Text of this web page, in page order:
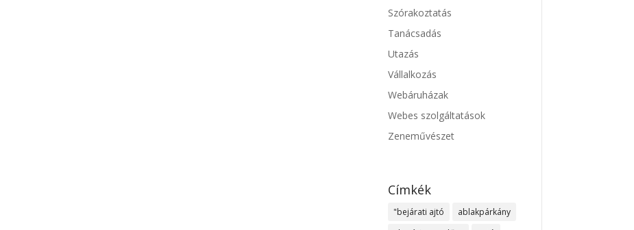
Szórakoztatás
Tanácsadás
Utazás
Vállalkozás
Webáruházak
Webes szolgáltatások
Zeneművészet
Címkék
"bejárati ajtó
ablakpárkány